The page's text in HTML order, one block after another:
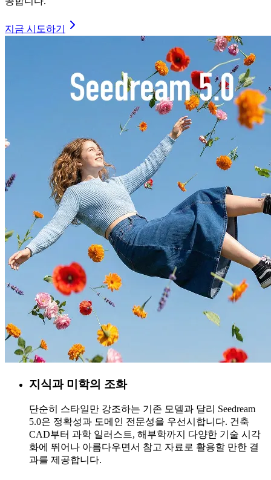
지금 시도하기
지식과 미학의 조화
단순히 스타일만 강조하는 기존 모델과 달리 Seedream
5.0은 정확성과 도메인 전문성을 우선시합니다. 건축
CAD부터 과학 일러스트, 해부학까지 다양한 기술 시각
화에 뛰어나 아름다우면서 참고 자료로 활용할 만한 결
과를 제공합니다.